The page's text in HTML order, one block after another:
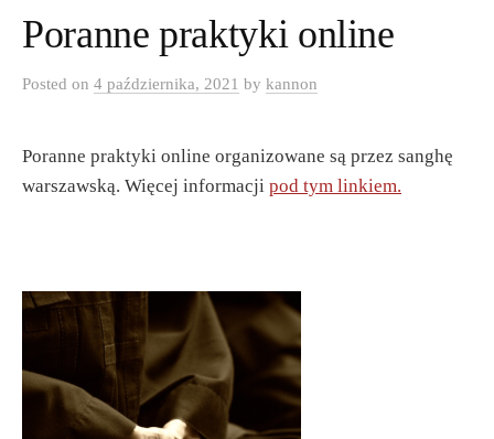
Poranne praktyki online
Posted on 4 października, 2021 by kannon
Poranne praktyki online organizowane są przez sanghę
warszawską. Więcej informacji pod tym linkiem.